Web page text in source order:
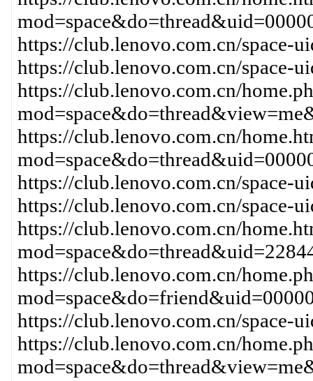
https://club.lenovo.com.cn/space-
https://club.lenovo.com.cn/space-
https://club.lenovo.com.cn/
https://club.lenovo.com.cn/
https://club.lenovo.com.cn/space-
https://club.lenovo.com.cn/space-
https://club.lenovo.com.cn/
https://club.lenovo.com.cn/
https://club.lenovo.com.cn/space-
https://club.lenovo.com.cn/